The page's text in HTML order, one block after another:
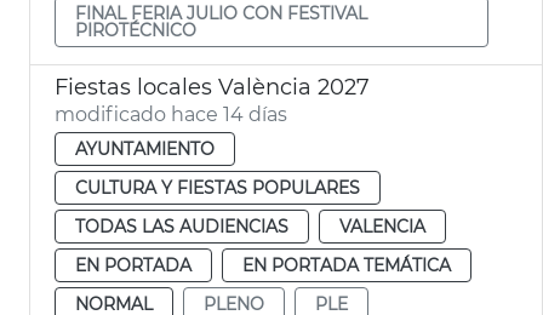
FINAL FERIA JULIO CON FESTIVAL
PIROTÉCNICO
Fiestas locales València 2027
modificado hace 14 días
AYUNTAMIENTO
CULTURA Y FIESTAS POPULARES
TODAS LAS AUDIENCIAS
VALENCIA
EN PORTADA
EN PORTADA TEMÁTICA
NORMAL
PLENO PLE